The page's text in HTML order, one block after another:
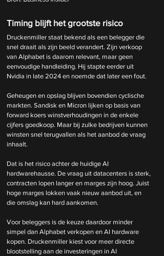
Timing blijft het grootste risico
Druckenmiller staat bekend als een belegger die
snel draait als zijn beeld verandert. Zijn verkoop
van Alphabet is daarom relevant, maar geen
eenvoudige handleiding. Hij stapte eerder uit
Nvidia in late 2024 en noemde dat later een fout.
Geheugen en opslag blijven bovendien cyclische
markten. Sandisk en Micron lijken op basis van
forward koers winstverhoudingen in de enkele
cijfers goedkoop. Maar bij zulke bedrijven kunnen
winsten snel terugvallen als het aanbod de vraag
inhaalt.
Dat is het risico achter de huidige AI
hardwarehausse. De vraag uit datacenters is sterk,
contracten lopen langer en marges zijn hoog. Juist
hoge marges lokken vaak nieuw aanbod uit, en
die omslag kan hard aankomen.
Voor beleggers is de keuze daardoor minder
simpel dan Alphabet verkopen en AI hardware
kopen. Druckenmiller kiest voor meer directe
blootstelling aan de investeringen in AI